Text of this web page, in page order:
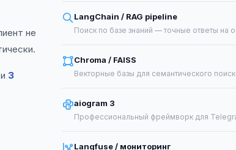
не
3
LangChain / RAG pipeline
Поиск по базе знаний — точные ответы на
Chroma / FAISS
Векторные базы для семантического
aiogram 3
Профессиональный фреймворк для
Langfuse / мониторинг